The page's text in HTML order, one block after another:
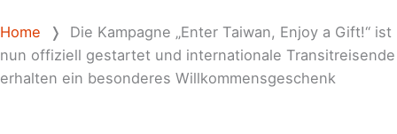
Home ❭ Die Kampagne „Enter Taiwan, Enjoy a Gift!“ ist
nun offiziell gestartet und internationale Transitreisende
erhalten ein besonderes Willkommensgeschenk